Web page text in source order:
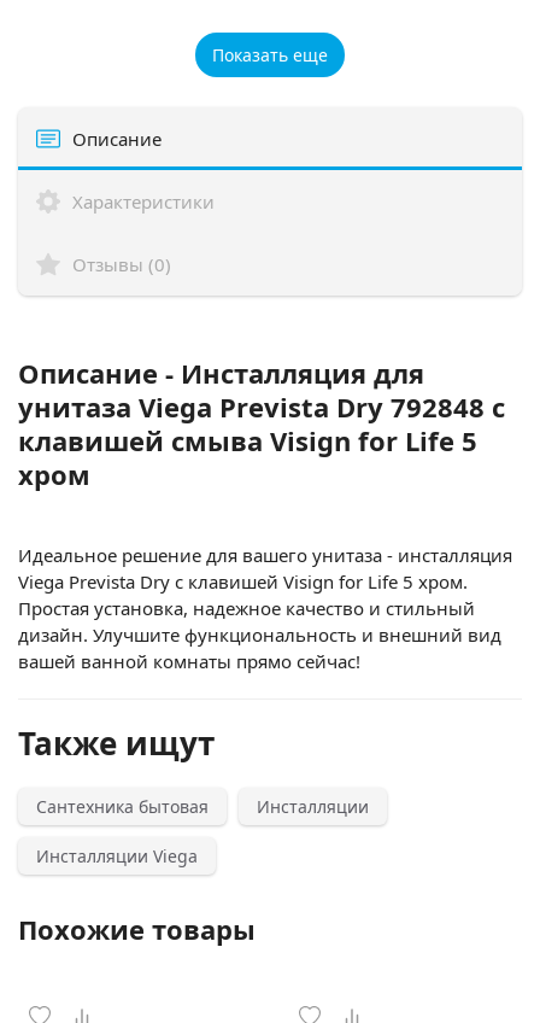
Показать еще
Описание
Характеристики
Отзывы (0)
Описание - Инсталляция для
унитаза Viega Prevista Dry 792848 с
клавишей смыва Visign for Life 5
хром
Идеальное решение для вашего унитаза - инсталляция
Viega Prevista Dry с клавишей Visign for Life 5 хром.
Простая установка, надежное качество и стильный
дизайн. Улучшите функциональность и внешний вид
вашей ванной комнаты прямо сейчас!
Также ищут
Сантехника бытовая Инсталляции
Инсталляции Viega
Похожие товары